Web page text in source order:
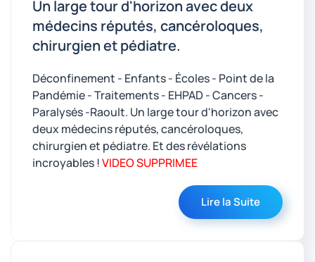
Un large tour d'horizon avec deux
médecins réputés, cancéroloques,
chirurgien et pédiatre.
Déconfinement - Enfants - Écoles - Point de la
Pandémie - Traitements - EHPAD - Cancers -
Paralysés -Raoult. Un large tour d'horizon avec
deux médecins réputés, cancéroloques,
chirurgien et pédiatre. Et des révélations
incroyables !VIDEO SUPPRIMEE
Lire la Suite